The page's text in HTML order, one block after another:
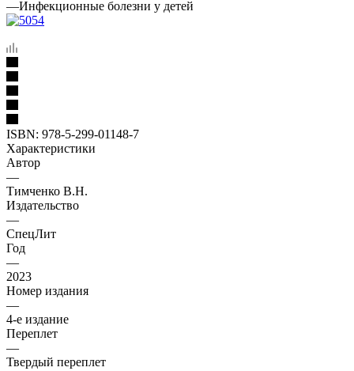
—Инфекционные болезни у детей
ISBN: 978-5-299-01148-7
Характеристики
Автор
—
Тимченко В.Н.
Издательство
—
СпецЛит
Год
—
2023
Номер издания
—
4-е издание
Переплет
—
Твердый переплет